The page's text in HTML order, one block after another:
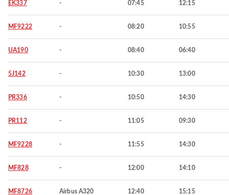
EK337 - 07:45 12:15
MF9222 - 08:20 10:55
UA190 - 08:40 06:40
5J142 - 10:30 13:00
PR336 - 10:50 14:30
PR112 - 11:05 09:30
MF9228 - 11:55 14:30
MF828 - 12:00 14:10
MF8726 Airbus A320 12:40 15:15